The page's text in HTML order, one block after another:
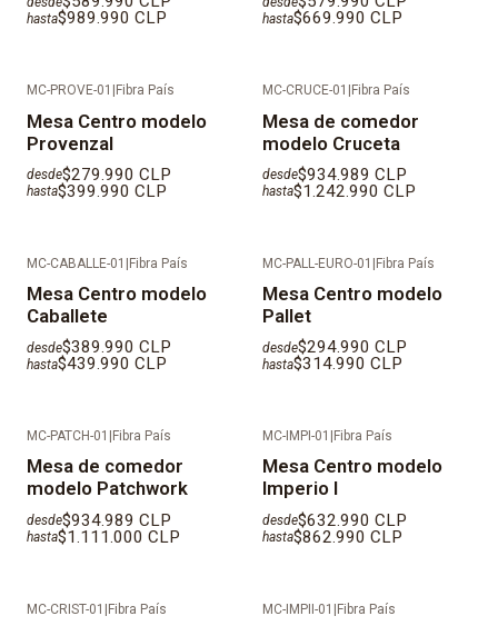
hasta$989.990 CLP hasta$669.990 CLP
MC-PROVE-01 Fibra País
Mesa Centro modelo
Provenzal
desde$279.990 CLP
hasta$399.990 CLP
MC-CRUCE-01 Fibra País
Mesa de comedor
modelo Cruceta
desde$934.989 CLP
hasta$1.242.990 CLP
MC-CABALLE-01 |Fibra País
Mesa Centro modelo
Caballete
desde$389.990 CLP
hasta$439.990 CLP
MC-PALL-EURO-01 |Fibra País
Mesa Centro modelo
Pallet
desde$294.990 CLP
hasta$314.990 CLP
MC-PATCH-01 Fibra País
Mesa de comedor
modelo Patchwork
desde$934.989 CLP
hasta$1.111.000 CLP
MC-IMPI-01 Fibra País
Mesa Centro modelo
Imperio I
desde$632.990 CLP
hasta$862.990 CLP
MC-CRIST-01 |Fibra País MC-IMPII-01 |Fibra País